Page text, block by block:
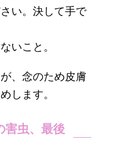
い。決して手で
いこと。
、念のため皮膚
します。
害虫、最後